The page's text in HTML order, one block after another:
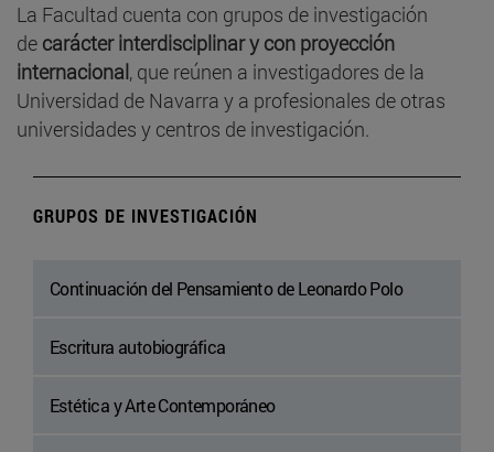
La Facultad cuenta con grupos de investigación
de carácter interdisciplinar y con proyección
internacional, que reúnen a investigadores de la
Universidad de Navarra y a profesionales de otras
universidades y centros de investigación.
GRUPOS DE INVESTIGACIÓN
Continuación del Pensamiento de Leonardo Polo
Escritura autobiográfica
Estética y Arte Contemporáneo